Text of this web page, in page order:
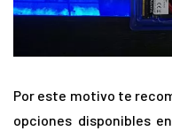
Por este motivo te
opciones disponibles